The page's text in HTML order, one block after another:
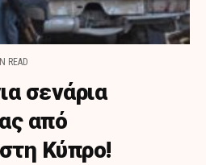
READ
σενάρια
από
Κύπρο!